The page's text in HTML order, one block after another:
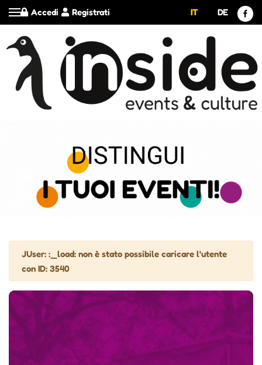
Registrati
Accedi IT DE
Attenzione
JUser: :_load: non è stato possibile caricare l'utente
con ID: 3540